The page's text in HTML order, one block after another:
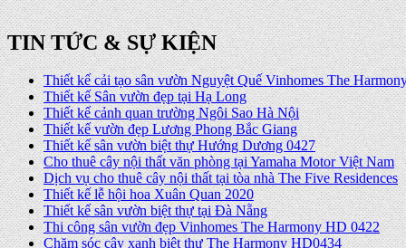
TIN TỨC & SỰ KIỆN
Thiết kế cải tạo sân vườn Nguyệt Quế Vinhomes The
Thiết kế Sân vườn đẹp tại Hạ Long
Thiết kế cảnh quan trường Ngôi Sao Hà Nội
Thiết kế vườn đẹp Lương Phong Bắc Giang
Thiết kế sân vườn biệt thự Hướng Dương 0427
Cho thuê cây nội thất văn phòng tại Yamaha Motor Việt Nam
Dịch vụ cho thuê cây nội thất tại tòa nhà The Five Residences
Thiết kế lễ hội hoa Xuân Quan 2020
Thiết kế sân vườn biệt thự tại Đà Nẵng
Thi công sân vườn đẹp Vinhomes The Harmony HD 0422
Chăm sóc cây xanh biệt thự The Harmony HD0434